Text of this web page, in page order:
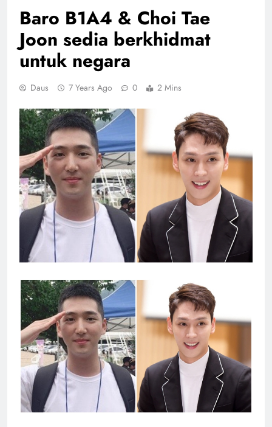
Baro B1A4 & Choi Tae
Joon sedia berkhidmat
untuk negara
Daus 7 Years Ago 0 2 Mins